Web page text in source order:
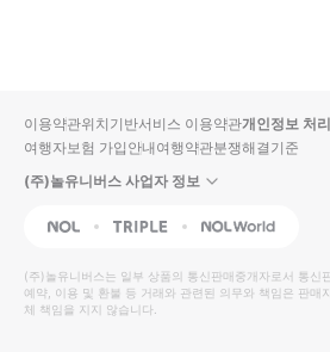
입니
다.
높
은
순
동
영
상
순
상
이용약관위치기반서비스 이용약관개인정보 처
여행자보험 가입안내여행약관분쟁해결기준
(주)놀유니버스 사업자 정보
NOL Triple Interpark Global
(주)놀유니버스는 일부 상품의 통신판매중개자로서 통신
예약, 이용 및 환불 등 거래와 관련된 의무와 책임은 판매
체 책임을 지지 않습니다.